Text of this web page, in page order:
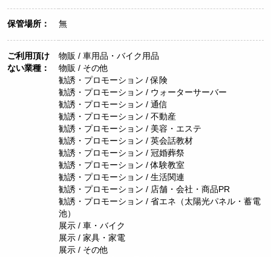
保管場所： 無
ご利用頂け
ない業種：
物販 / 車用品・バイク用品
物販 / その他
勧誘・プロモーション / 保険
勧誘・プロモーション / ウォーターサーバー
勧誘・プロモーション / 通信
勧誘・プロモーション / 不動産
勧誘・プロモーション / 美容・エステ
勧誘・プロモーション / 英会話教材
勧誘・プロモーション / 冠婚葬祭
勧誘・プロモーション / 体験教室
勧誘・プロモーション / 生活関連
勧誘・プロモーション / 店舗・会社・商品PR
勧誘・プロモーション / 省エネ（太陽光パネル・蓄電
池）
展示 / 車・バイク
展示 / 家具・家電
展示 / その他